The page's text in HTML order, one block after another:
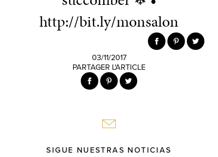
http://bit.ly/monsalon
03/11/2017
PARTAGER L'ARTICLE
SIGUE NUESTRAS NOTICIAS